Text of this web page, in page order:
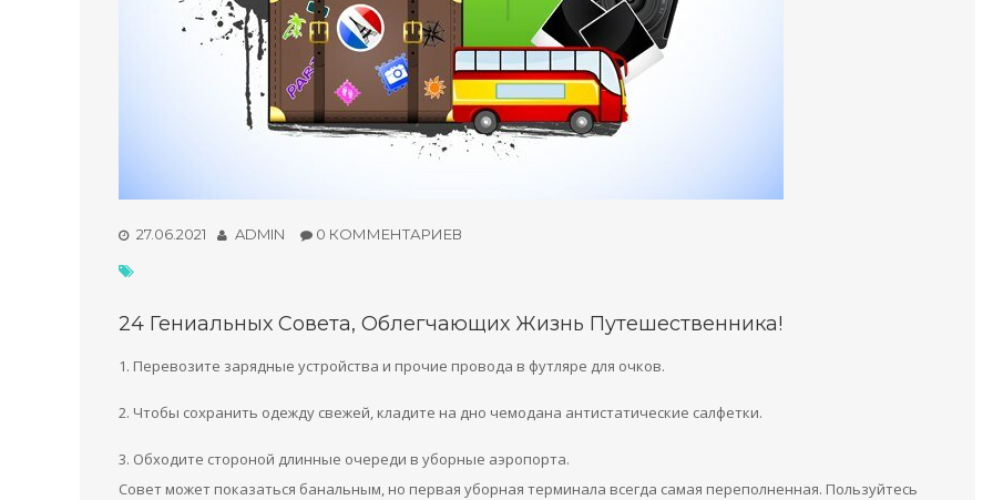
27.06.2021 ADMIN 0 КОММЕНТАРИЕВ
24 Гениальных Совета, Облегчающих Жизнь Путешественника!
1. Перевозите зарядные устройства и прочие провода в футляре для очков.
2. Чтобы сохранить одежду свежей, кладите на дно чемодана антистатические салфетки.
3. Обходите стороной длинные очереди в уборные аэропорта.
Совет может показаться банальным, но первая уборная терминала всегда самая переполненная. Пользуйтесь